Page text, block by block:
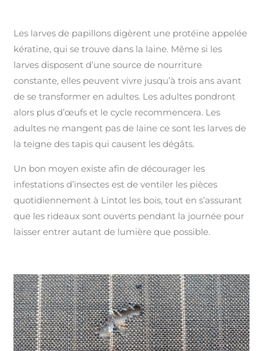
Les larves de papillons digèrent une protéine appelée
kératine, qui se trouve dans la laine. Même si les
larves disposent d’une source de nourriture
constante, elles peuvent vivre jusqu’à trois ans avant
de se transformer en adultes. Les adultes pondront
alors plus d’œufs et le cycle recommencera. Les
adultes ne mangent pas de laine ce sont les larves de
la teigne des tapis qui causent les dégâts.
Un bon moyen existe afin de décourager les
infestations d’insectes est de ventiler les pièces
quotidiennement à Lintot les bois, tout en s’assurant
que les rideaux sont ouverts pendant la journée pour
laisser entrer autant de lumière que possible.